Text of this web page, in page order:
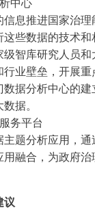
息推进国家治
些数据的技术
智库研究人员
业壁垒，开展
据分析中心的
据。
务平台
题分析应用，
融合，为政府
议